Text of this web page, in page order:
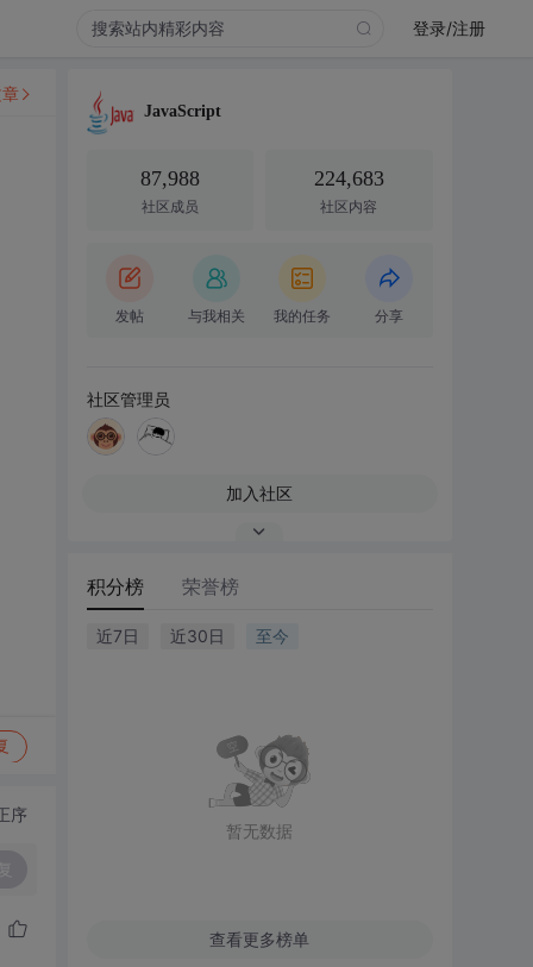
登录/注册
序
JavaScript
87,988
社区成员
224,683
社区内容
发帖 与我相关 我的任务 分享
社区管理员
加入社区
积分榜 荣誉榜
近7日 近30日 至今
暂无数据
查看更多榜单